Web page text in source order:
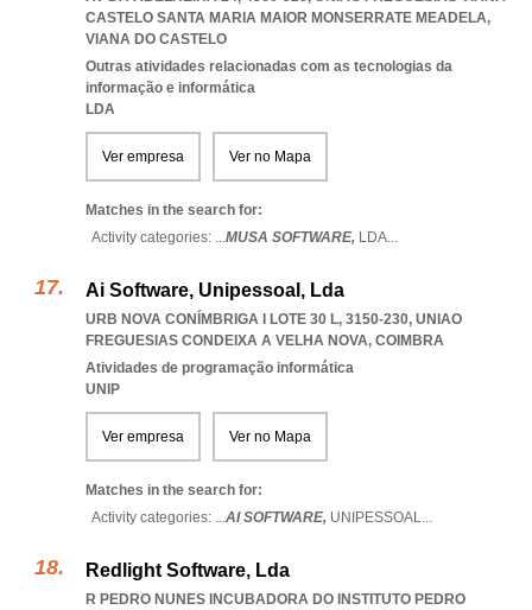
CASTELO SANTA MARIA MAIOR MONSERRATE MEADELA,
VIANA DO CASTELO
Outras atividades relacionadas com as tecnologias da
informação e informática
LDA
Ver empresa Ver no Mapa
Matches in the search for:
Activity categories: ...MUSA SOFTWARE, LDA...
Ai Software, Unipessoal, Lda
URB NOVA CONÍMBRIGA I LOTE 30 L, 3150-230, UNIAO
FREGUESIAS CONDEIXA A VELHA NOVA, COIMBRA
Atividades de programação informática
UNIP
Ver empresa Ver no Mapa
Matches in the search for:
Activity categories: ...AI SOFTWARE, UNIPESSOAL...
Redlight Software, Lda
R PEDRO NUNES INCUBADORA DO INSTITUTO PEDRO